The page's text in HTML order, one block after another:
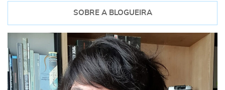
SOBRE A BLOGUEIRA